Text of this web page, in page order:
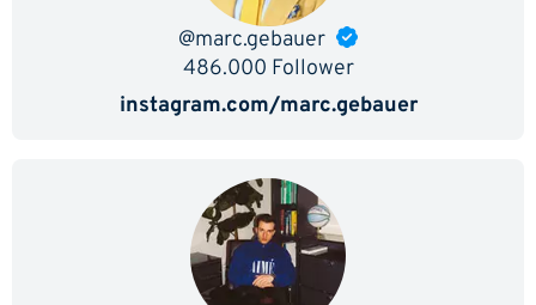
@marc.gebauer
486.000 Follower
instagram.com/marc.gebauer